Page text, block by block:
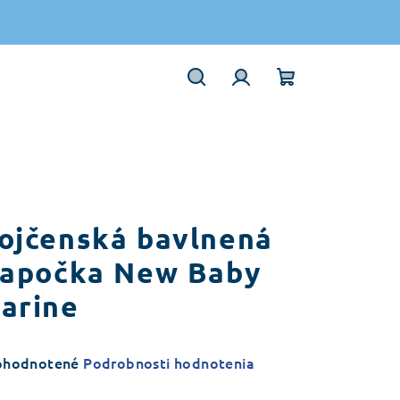
bavlnená
New Baby
Podrobnosti hodnotenia